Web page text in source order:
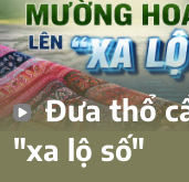
Đưa thổ
"xa lộ số"